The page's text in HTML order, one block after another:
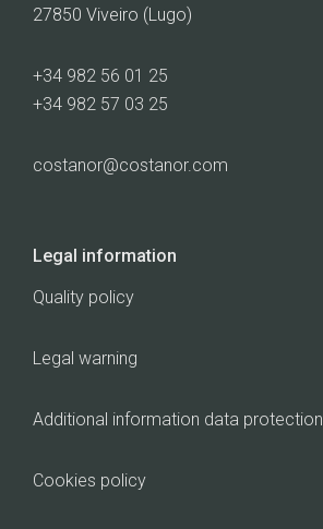
27850 Viveiro (Lugo)
+34 982 56 01 25
+34 982 57 03 25
costanor@costanor.com
Legal information
Quality policy
Legal warning
Additional information data protection
Cookies policy